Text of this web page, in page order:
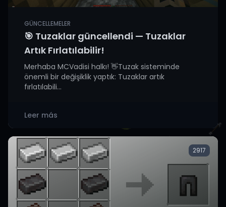
GÜNCELLEMELER
🎯 Tuzaklar güncellendi — Tuzaklar
Artık Fırlatılabilir!
Merhaba MCVadisi halkı! 👋Tuzak sisteminde
önemli bir değişiklik yaptık: Tuzaklar artık
fırlatılabili...
Leer más
2917